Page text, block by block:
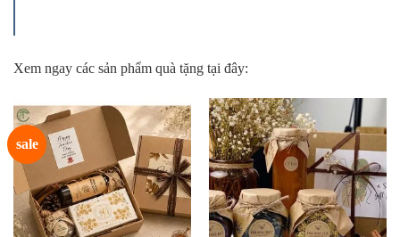
Xem ngay các sản phẩm quà tặng tại đây:
sale